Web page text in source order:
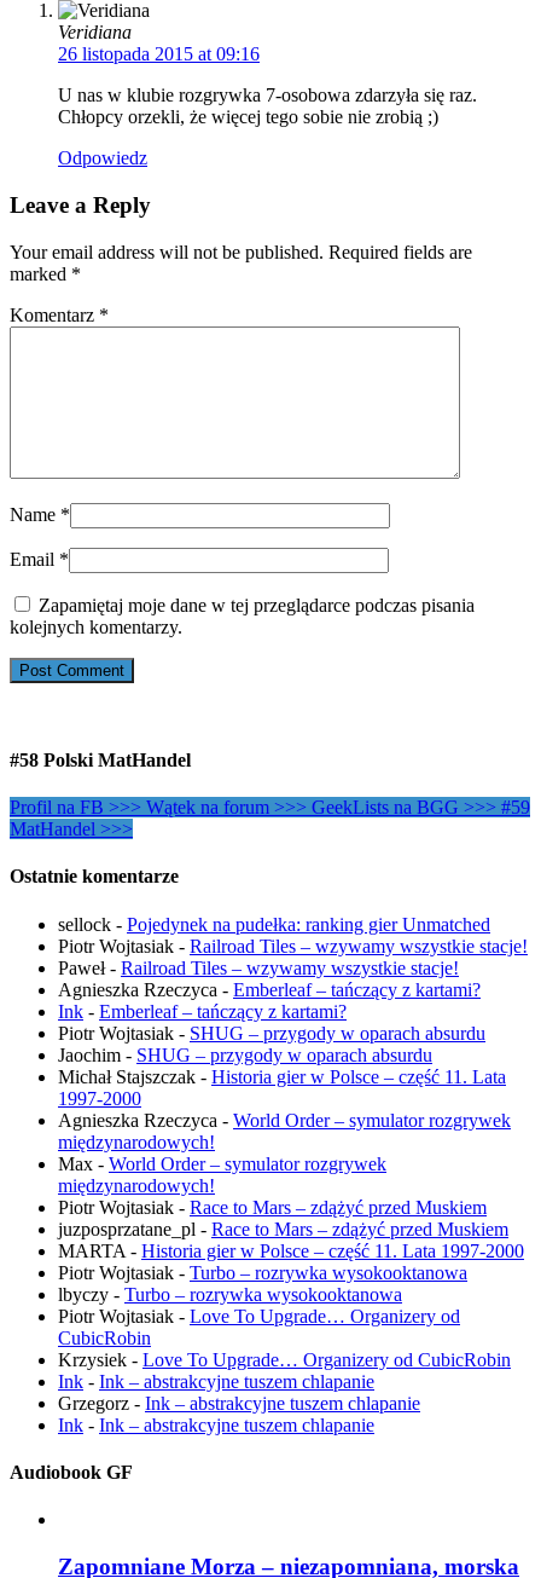
Veridiana
26 listopada 2015 at 09:16
U nas w klubie rozgrywka 7-osobowa zdarzyła się raz.
Chłopcy orzekli, że więcej tego sobie nie zrobią ;)
Odpowiedz
Leave a Reply
Your email address will not be published. Required fields are
marked *
Komentarz *
Name *
Email *
Zapamiętaj moje dane w tej przeglądarce podczas pisania
kolejnych komentarzy.
#58 Polski MatHandel
Profil na FB >>> Wątek na forum >>> GeekLists na BGG >>> #59
MatHandel >>>
Ostatnie komentarze
sellock - Pojedynek na pudełka: ranking gier Unmatched
Piotr Wojtasiak - Railroad Tiles – wzywamy wszystkie stacje!
Paweł- Railroad Tiles – wzywamy wszystkie stacje!
Agnieszka Rzeczyca - Emberleaf – tańczący z kartami?
Ink - Emberleaf – tańczący z kartami?
Piotr Wojtasiak - SHUG – przygody w oparach absurdu
Jaochim - SHUG – przygody w oparach absurdu
Michał Stajszczak - Historia gier w Polsce – część 11. Lata
1997-2000
Agnieszka Rzeczyca - World Order – symulator rozgrywek
międzynarodowych!
Max - World Order – symulator rozgrywek
międzynarodowych!
Piotr Wojtasiak - Race to Mars – zdążyć przed Muskiem
juzposprzatane_pl - Race to Mars – zdążyć przed Muskiem
MARTA - Historia gier w Polsce – część 11. Lata 1997-2000
Piotr Wojtasiak - Turbo – rozrywka wysokooktanowa
lbyczy - Turbo – rozrywka wysokooktanowa
Piotr Wojtasiak - Love To Upgrade… Organizery od
CubicRobin
Krzysiek - Love To Upgrade… Organizery od CubicRobin
Ink - Ink – abstrakcyjne tuszem chlapanie
Grzegorz - Ink – abstrakcyjne tuszem chlapanie
Ink - Ink – abstrakcyjne tuszem chlapanie
Audiobook GF
Zapomniane Morza – niezapomniana, morska